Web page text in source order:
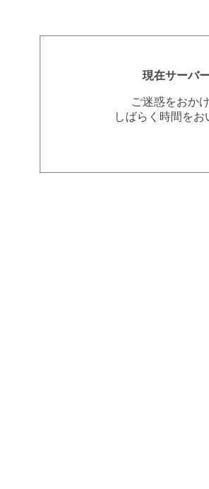
現在サーバ
ご迷惑をおか
しばらく時間を